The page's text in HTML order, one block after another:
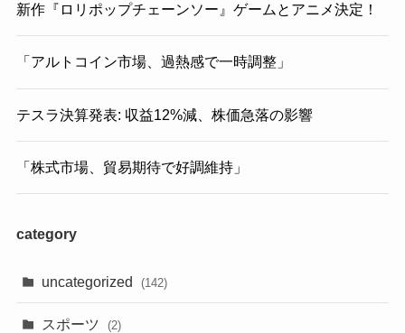
新作『ロリポップチェーンソー』ゲームとアニメ決定！
「アルトコイン市場、過熱感で一時調整」
テスラ決算発表: 収益12%減、株価急落の影響
「株式市場、貿易期待で好調維持」
category
uncategorized (142)
スポーツ (2)